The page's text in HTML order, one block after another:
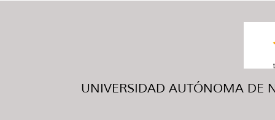
UNIVERSIDAD AUTÓNOMA DE